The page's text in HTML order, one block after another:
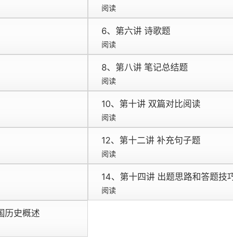
阅读
6、第六讲 诗歌题
阅读
8、第八讲 笔记总结题
阅读
10、第十讲 双篇对比阅读
阅读
12、第十二讲 补充句子题
阅读
14、第十四讲 出题思路和答题技
阅读
历史概述